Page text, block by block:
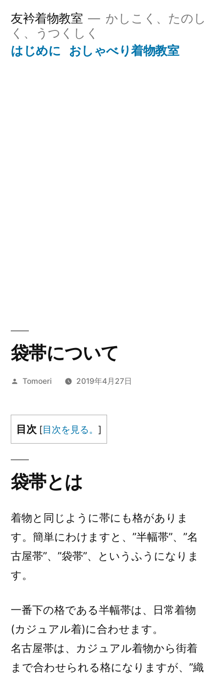
友衿着物教室
かしこく、たのし
く、うつくしく
はじめに
おしゃべり着物教室
袋帯について
投
Tomoeri 2019年4月27日
目次 [目次を見る。 ]
袋帯とは
着物と同じように帯にも格がありま
す。簡単にわけますと、”半幅帯”、”名
古屋帯”、”袋帯”、というふうになりま
す。
一番下の格である半幅帯は、日常着物
(カジュアル着)に合わせます。
名古屋帯は、カジュアル着物から街着
まで合わせられる格になりますが、”織